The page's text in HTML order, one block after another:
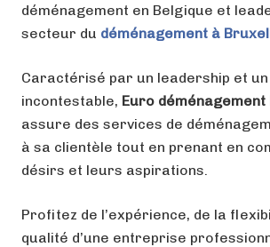
déménagement en Belgique et
secteur du déménagement à
Caractérisé par un leadership et
incontestable, Euro
assure des services de
à sa clientèle tout en prenant en
désirs et leurs aspirations.
Profitez de l’expérience, de la
qualité d’une entreprise